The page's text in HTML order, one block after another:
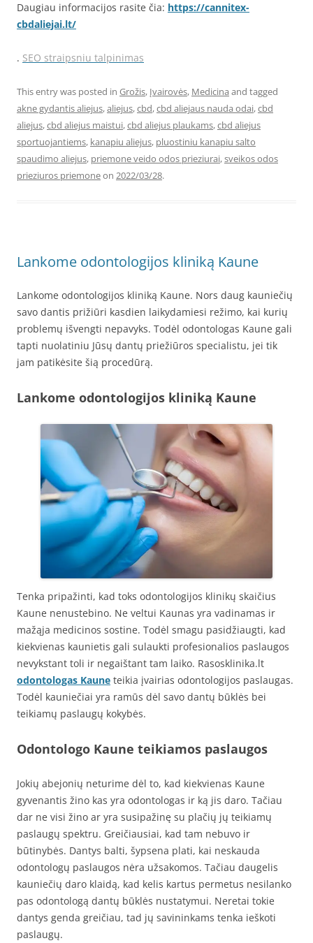
Daugiau informacijos rasite čia: https://cannitex-
cbdaliejai.lt/
. SEO straipsniu talpinimas
This entry was posted in Grožis, Įvairovės, Medicina and tagged
akne gydantis aliejus,aliejus,cbd,cbd aliejaus nauda odai,cbd
aliejus,cbd aliejus maistui,cbd aliejus plaukams,cbd aliejus
sportuojantiems, kanapiu aliejus, pluostiniu kanapiu salto
spaudimo aliejus, priemone veido odos prieziurai,sveikos odos
prieziuros priemoneon 2022/03/28.
Lankome odontologijos kliniką Kaune
Lankome odontologijos kliniką Kaune. Nors daug kauniečių
savo dantis prižiūri kasdien laikydamiesi režimo, kai kurių
problemų išvengti nepavyks. Todėl odontologas Kaune gali
tapti nuolatiniu Jūsų dantų priežiūros specialistu, jei tik
jam patikėsite šią procedūrą.
Lankome odontologijos kliniką Kaune
Tenka pripažinti, kad toks odontologijos klinikų skaičius
Kaune nenustebino. Ne veltui Kaunas yra vadinamas ir
mažąja medicinos sostine. Todėl smagu pasidžiaugti, kad
kiekvienas kaunietis gali sulaukti profesionalios paslaugos
nevykstant toli ir negaištant tam laiko. Rasosklinika.lt
odontologas Kaune teikia įvairias odontologijos paslaugas.
Todėl kauniečiai yra ramūs dėl savo dantų būklės bei
teikiamų paslaugų kokybės.
Odontologo Kaune teikiamos paslaugos
Jokių abejonių neturime dėl to, kad kiekvienas Kaune
gyvenantis žino kas yra odontologas ir ką jis daro. Tačiau
dar ne visi žino ar yra susipažinę su plačių jų teikiamų
paslaugų spektru. Greičiausiai, kad tam nebuvo ir
būtinybės. Dantys balti, šypsena plati, kai neskauda
odontologų paslaugos nėra užsakomos. Tačiau daugelis
kauniečių daro klaidą, kad kelis kartus permetus nesilanko
pas odontologą dantų būklės nustatymui. Neretai tokie
dantys genda greičiau, tad jų savininkams tenka ieškoti
paslaugų.